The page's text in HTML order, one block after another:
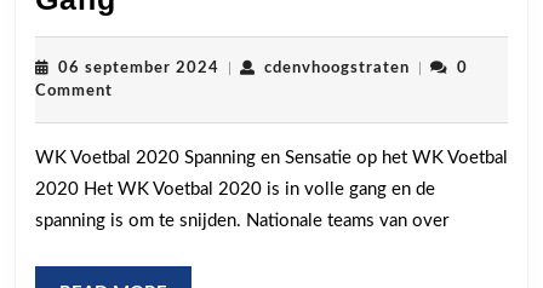
en
Sensatie:
WK
Voetbal
2020
06 september 2024 06
cdenvhoogstraten
0
Comment
WK Voetbal 2020 Spanning en Sensatie op het WK Voetbal
2020 Het WK Voetbal 2020 is in volle gang en de
spanning is om te snijden. Nationale teams van over